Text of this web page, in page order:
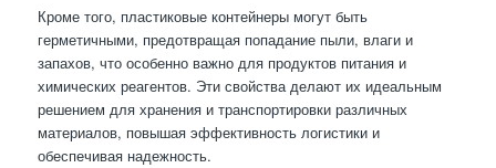
Кроме того, пластиковые контейнеры могут быть
герметичными, предотвращая попадание пыли, влаги и
запахов, что особенно важно для продуктов питания и
химических реагентов. Эти свойства делают их идеальным
решением для хранения и транспортировки различных
материалов, повышая эффективность логистики и
обеспечивая надежность.